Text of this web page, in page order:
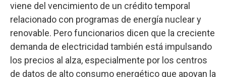
viene del vencimiento de un crédito temporal
relacionado con programas de energía nuclear y
renovable. Pero funcionarios dicen que la creciente
demanda de electricidad también está impulsando
los precios al alza, especialmente por los centros
de datos de alto consumo energético que apoyan la